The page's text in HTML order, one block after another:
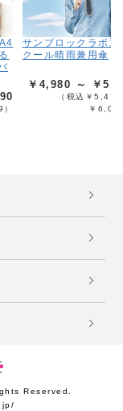
サンブロックラボ遮
クール晴雨兼用傘
￥4,980 ～ ￥
（税込￥
￥
Reserved.